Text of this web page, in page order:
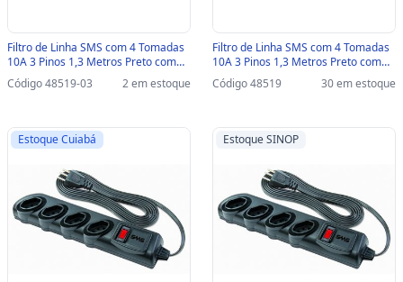
Filtro de Linha SMS com 4 Tomadas
10A 3 Pinos 1,3 Metros Preto com
Circuit Breaker - 62328-SINOP-03 -
62328
Código 48519-03 2 em estoque
Filtro de Linha SMS com 4 Tomadas
10A 3 Pinos 1,3 Metros Preto com
Circuit Breaker - 62328 - 62328
Código 48519 30 em estoque
Estoque Cuiabá Estoque SINOP